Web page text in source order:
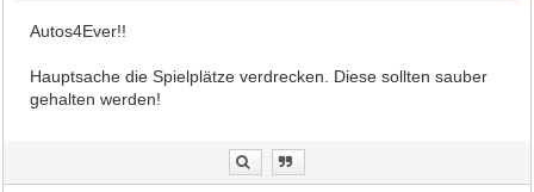
Autos4Ever!!
Hauptsache die Spielplätze verdrecken. Diese sollten sauber
gehalten werden!